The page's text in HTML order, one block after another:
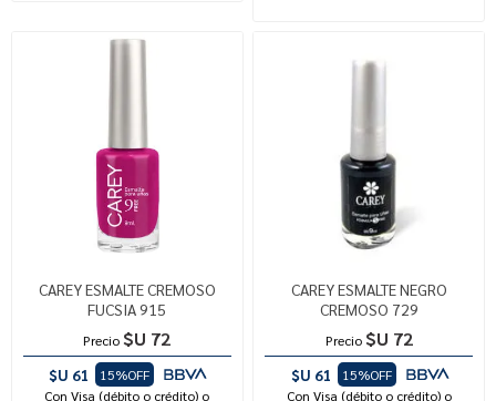
CAREY ESMALTE CREMOSO
FUCSIA 915
Precio $U 72
$U 61
15%OFF
Con Visa (débito o crédito) o
CAREY ESMALTE NEGRO
CREMOSO 729
Precio $U 72
$U 61
15%OFF
Con Visa (débito o crédito) o